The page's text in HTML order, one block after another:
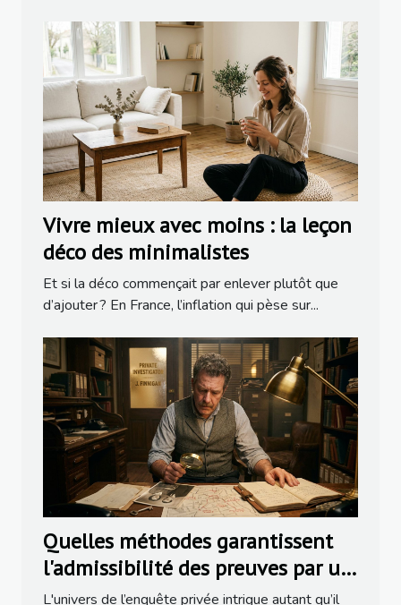
Vivre mieux avec moins : la leçon
déco des minimalistes
Et si la déco commençait par enlever plutôt que
d’ajouter ? En France, l’inflation qui pèse sur...
Quelles méthodes garantissent
l'admissibilité des preuves par un
détective ?
L'univers de l’enquête privée intrigue autant qu’il